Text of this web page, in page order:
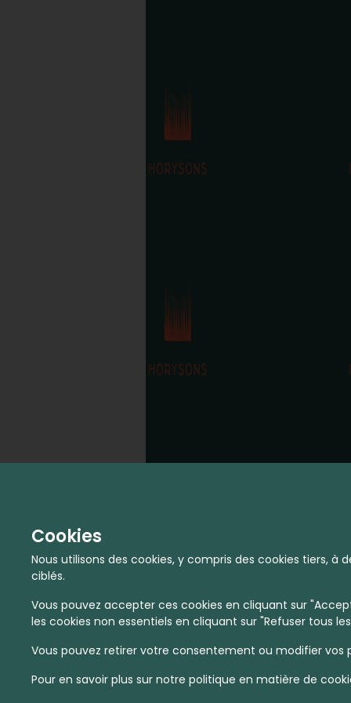
Cookies
Nous utilisons des cookies, y compris des cookies tiers,
ciblés.
Vous pouvez accepter ces cookies en cliquant sur
les cookies non essentiels en cliquant sur "Refuser tous
Vous pouvez retirer votre consentement ou modifier
Pour en savoir plus sur notre politique en matière de